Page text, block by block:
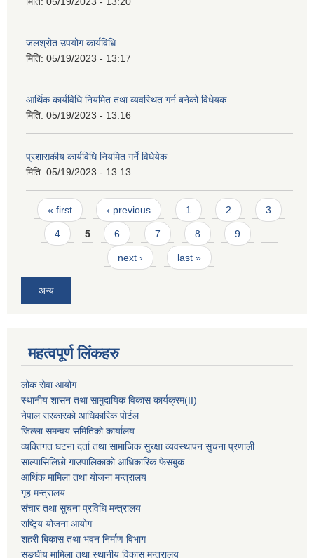
जलश्रोत उपयोग कार्यविधि
मिति: 05/19/2023 - 13:17
आर्थिक कार्यविधि नियमित तथा व्यवस्थित गर्न बनेको विधेयक
मिति: 05/19/2023 - 13:16
प्रशासकीय कार्यविधि नियमित गर्ने विधेयेक
मिति: 05/19/2023 - 13:13
Pages
« first ‹ previous 1 2 3
4 5 6 7 8 9 …
next › last »
अन्य
महत्वपूर्ण लिंकहरु
लोक सेवा आयोग
स्थानीय शासन तथा सामुदायिक विकास कार्यक्रम(II)
नेपाल सरकारको आधिकारिक पोर्टल
जिल्ला समन्वय समितिको कार्यालय
व्यक्तिगत घटना दर्ता तथा सामाजिक सुरक्षा व्यवस्थापन सुचना प्रणाली
साल्पासिलिछो गाउपालिकाको आधिकारिक फेसबुक
आर्थिक मामिला तथा योजना मन्त्रालय
गृह मन्त्रालय
संचार तथा सुचना प्रविधि मन्त्रालय
राष्टि्ृय योजना आयोग
शहरी बिकास तथा भवन निर्माण विभाग
सङ्घीय मामिला तथा स्थानीय विकास मन्त्रालय